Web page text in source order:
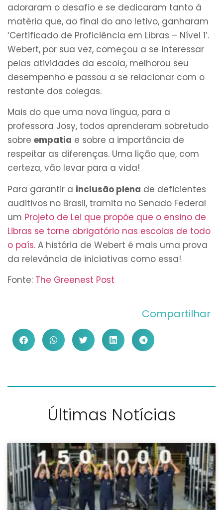
adoraram o desafio e se dedicaram tanto à
matéria que, ao final do ano letivo, ganharam
‘Certificado de Proficiência em Libras – Nível 1’.
Webert, por sua vez, começou a se interessar
pelas atividades da escola, melhorou seu
desempenho e passou a se relacionar com o
restante dos colegas.
Mais do que uma nova língua, para a
professora Josy, todos aprenderam sobretudo
sobre empatia e sobre a importância de
respeitar as diferenças. Uma lição que, com
certeza, vão levar para a vida!
Para garantir a inclusão plena de deficientes
auditivos no Brasil, tramita no Senado Federal
um Projeto de Lei que propõe que o ensino de
Libras se torne obrigatório nas escolas de todo
o país. A história de Webert é mais uma prova
da relevância de iniciativas como essa!
Fonte: The Greenest Post
Compartilhar
Últimas Notícias